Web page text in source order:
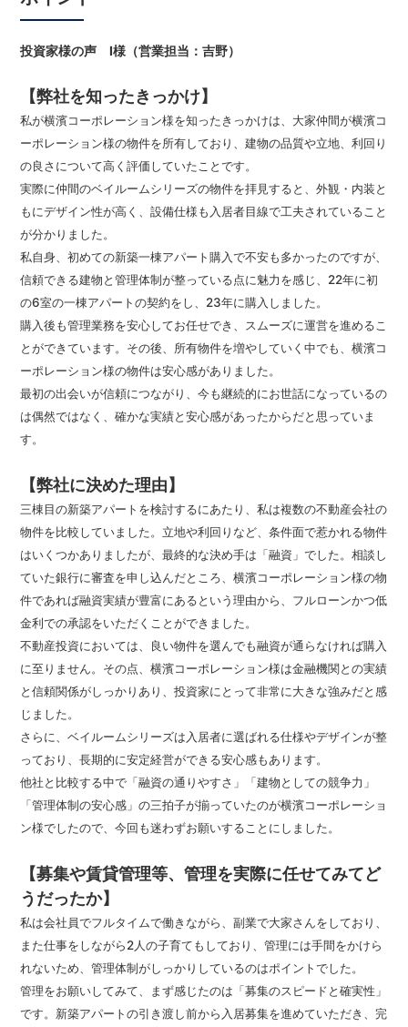
投資家様の声 I様（営業担当：吉野）
【弊社を知ったきっかけ】
私が横濱コーポレーション様を知ったきっかけは、大家仲間が横濱コ
ーポレーション様の物件を所有しており、建物の品質や立地、利回り
の良さについて高く評価していたことです。
実際に仲間のベイルームシリーズの物件を拝見すると、外観・内装と
もにデザイン性が高く、設備仕様も入居者目線で工夫されていること
が分かりました。
私自身、初めての新築一棟アパート購入で不安も多かったのですが、
信頼できる建物と管理体制が整っている点に魅力を感じ、22年に初
の6室の一棟アパートの契約をし、23年に購入しました。
購入後も管理業務を安心してお任せでき、スムーズに運営を進めるこ
とができています。その後、所有物件を増やしていく中でも、横濱コ
ーポレーション様の物件は安心感がありました。
最初の出会いが信頼につながり、今も継続的にお世話になっているの
は偶然ではなく、確かな実績と安心感があったからだと思っていま
す。
【弊社に決めた理由】
三棟目の新築アパートを検討するにあたり、私は複数の不動産会社の
物件を比較していました。立地や利回りなど、条件面で惹かれる物件
はいくつかありましたが、最終的な決め手は「融資」でした。相談し
ていた銀行に審査を申し込んだところ、横濱コーポレーション様の物
件であれば融資実績が豊富にあるという理由から、フルローンかつ低
金利での承認をいただくことができました。
不動産投資においては、良い物件を選んでも融資が通らなければ購入
に至りません。その点、横濱コーポレーション様は金融機関との実績
と信頼関係がしっかりあり、投資家にとって非常に大きな強みだと感
じました。
さらに、ベイルームシリーズは入居者に選ばれる仕様やデザインが整
っており、長期的に安定経営ができる安心感もあります。
他社と比較する中で「融資の通りやすさ」「建物としての競争力」
「管理体制の安心感」の三拍子が揃っていたのが横濱コーポレーショ
ン様でしたので、今回も迷わずお願いすることにしました。
【募集や賃貸管理等、管理を実際に任せてみてど
うだったか】
私は会社員でフルタイムで働きながら、副業で大家さんをしており、
また仕事をしながら2人の子育てもしており、管理には手間をかけら
れないため、管理体制がしっかりしているのはポイントでした。
管理をお願いしてみて、まず感じたのは「募集のスピードと確実性」
です。新築アパートの引き渡し前から入居募集を進めていただき、完